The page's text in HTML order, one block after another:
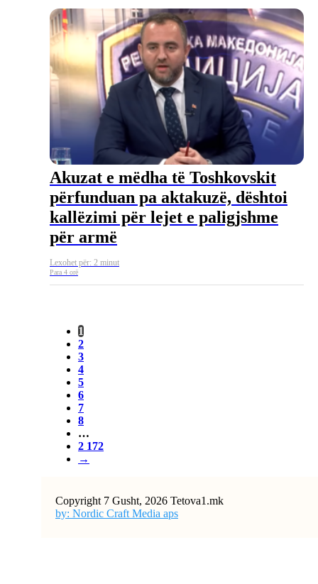
Akuzat e mëdha të Toshkovskit
përfunduan pa aktakuzë, dështoi
kallëzimi për lejet e paligjshme
për armë
Lexohet për: 2 minut
Para 4 orë
1
2
3
4
5
6
7
8
…
2 172
→
Copyright 7 Gusht, 2026 Tetova1.mk
by: Nordic Craft Media aps